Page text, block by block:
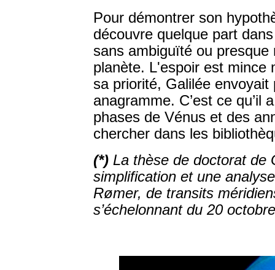
Pour démontrer son
découvre quelque part
sans ambiguïté ou presque
planète. L'espoir est mince
sa priorité, Galilée
anagramme. C’est ce qu’il
phases de Vénus et des
chercher dans les
(*) La thèse de doctorat de
simplification et une
Rømer, de transits
s’échelonnant du 20